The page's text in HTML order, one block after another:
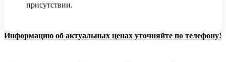
присутствии.
Информацию об актуальных ценах уточняйте по телефону!